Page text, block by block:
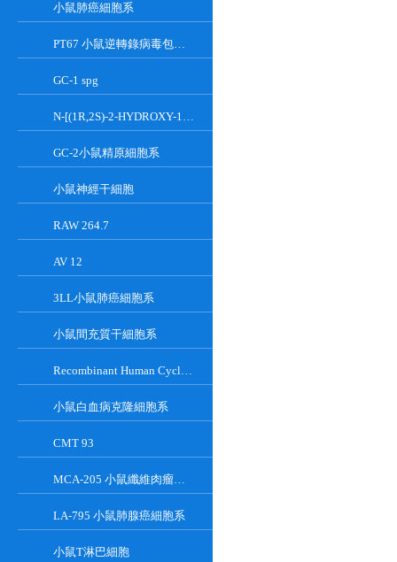
小鼠肺癌細胞系
PT67 小鼠逆轉錄病毒包裝細胞系
GC-1 spg
N-[(1R,2S)-2-HYDROXY-1-HYDROXYMETHYL-2-(2-TRIDECYL-1-CYCLOPROPENYL)ETHYL]OCT;GT-11
GC-2小鼠精原細胞系
小鼠神經干細胞
RAW 264.7
AV 12
3LL小鼠肺癌細胞系
小鼠間充質干細胞系
Recombinant Human Cyclin-Dependent Kinase Inhibitor 2A
小鼠白血病克隆細胞系
CMT 93
MCA-205 小鼠纖維肉瘤細胞系
LA-795 小鼠肺腺癌細胞系
小鼠T淋巴細胞